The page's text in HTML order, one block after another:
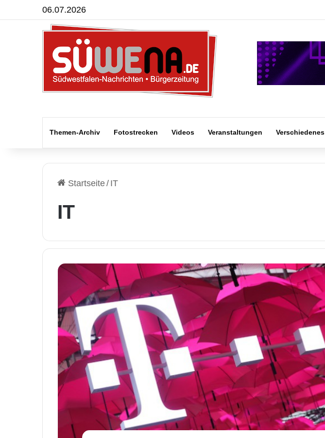
06.07.2026
Themen-Archiv Fotostrecken Videos Veranstaltungen Verschiedenes
Startseite/ IT
IT